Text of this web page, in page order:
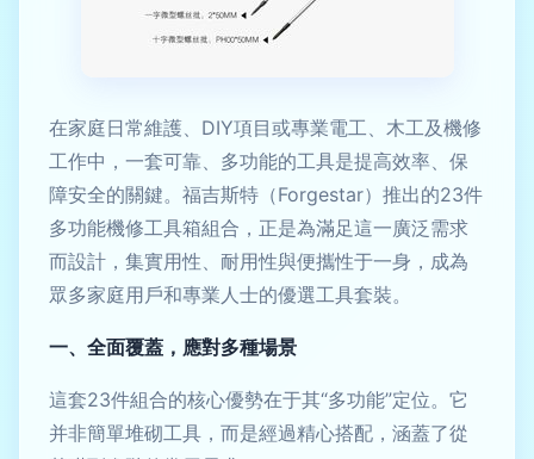
在家庭日常維護、DIY項目或專業電工、木工及機修
工作中，一套可靠、多功能的工具是提高效率、保
障安全的關鍵。福吉斯特（Forgestar）推出的23件
多功能機修工具箱組合，正是為滿足這一廣泛需求
而設計，集實用性、耐用性與便攜性于一身，成為
眾多家庭用戶和專業人士的優選工具套裝。
一、全面覆蓋，應對多種場景
這套23件組合的核心優勢在于其“多功能”定位。它
并非簡單堆砌工具，而是經過精心搭配，涵蓋了從